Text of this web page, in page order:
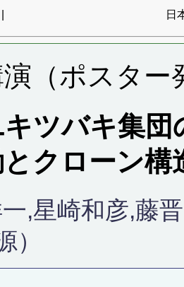
日
（ポスター
キツバキ集
クローン構
,星崎和彦,藤
）